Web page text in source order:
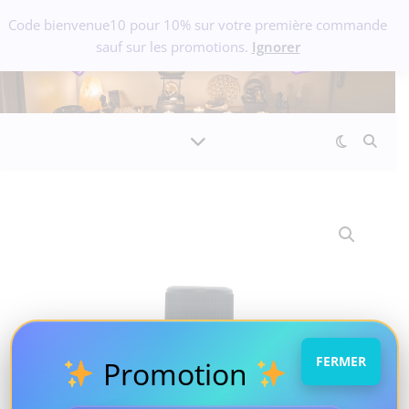
Code bienvenue10 pour 10% sur votre première commande
sauf sur les promotions. Ignorer
Promotion FERMER